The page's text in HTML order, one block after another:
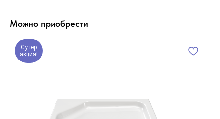
Можно приобрести
Супер
акция!